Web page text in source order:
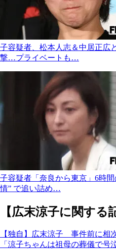
子容疑者、松本人志＆中居正広
撃…プライベートも…
子容疑者「奈良から東京」6時
情” で追い詰め…
【広末涼子に関する
【独自】広末涼子 事件前に相
「涼子ちゃんは祖母の葬儀で号